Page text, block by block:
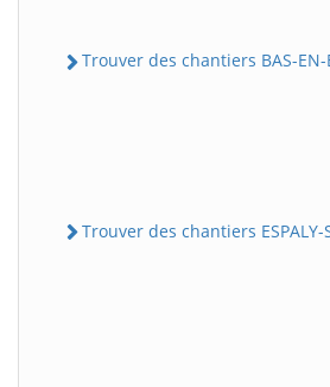
Trouver des chantiers BAS-EN-
Trouver des chantiers ESPALY-